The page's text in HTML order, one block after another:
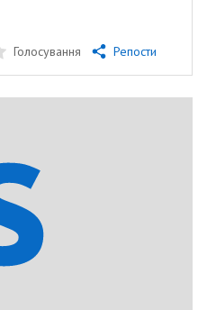
Голосування Репости